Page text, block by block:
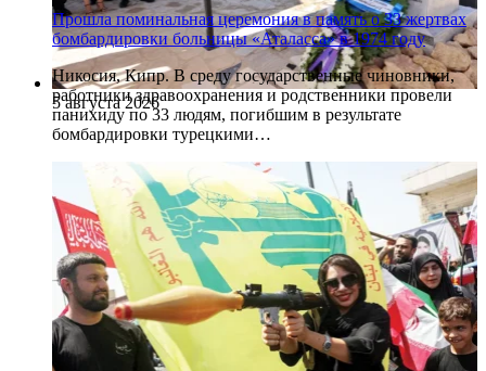
5 августа 2026
Прошла поминальная церемония в память о 33 жертвах
бомбардировки больницы «Аталасса» в 1974 году
Никосия, Кипр. В среду государственные чиновники,
работники здравоохранения и родственники провели
панихиду по 33 людям, погибшим в результате
бомбардировки турецкими…